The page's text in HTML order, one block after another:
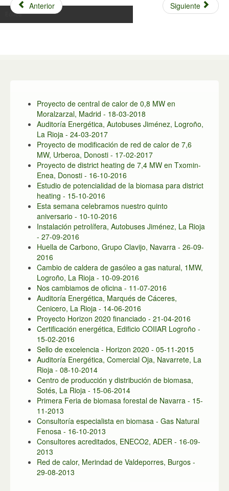
Eólica
Anterior Siguiente
Proyecto de central de calor de 0,8 MW en
Moralzarzal, Madrid - 18-03-2018
Auditoría Energética, Autobuses Jiménez, Logroño,
La Rioja - 24-03-2017
Proyecto de modificación de red de calor de 7,6
MW, Urberoa, Donosti - 17-02-2017
Proyecto de district heating de 7,4 MW en Txomin-
Enea, Donosti - 16-10-2016
Estudio de potencialidad de la biomasa para district
heating - 15-10-2016
Esta semana celebramos nuestro quinto
aniversario - 10-10-2016
Instalación petrolífera, Autobuses Jiménez, La Rioja
- 27-09-2016
Huella de Carbono, Grupo Clavijo, Navarra - 26-09-
2016
Cambio de caldera de gasóleo a gas natural, 1MW,
Logroño, La Rioja - 10-09-2016
Nos cambiamos de oficina - 11-07-2016
Auditoría Energética, Marqués de Cáceres,
Cenicero, La Rioja - 14-06-2016
Proyecto Horizon 2020 financiado - 21-04-2016
Certificación energética, Edificio COIIAR Logroño -
15-02-2016
Sello de excelencia - Horizon 2020 - 05-11-2015
Auditoría Energética, Comercial Oja, Navarrete, La
Rioja - 08-10-2014
Centro de producción y distribución de biomasa,
Sotés, La Rioja - 15-06-2014
Primera Feria de biomasa forestal de Navarra - 15-
11-2013
Consultoría especialista en biomasa - Gas Natural
Fenosa - 16-10-2013
Consultores acreditados, ENECO2, ADER - 16-09-
2013
Red de calor, Merindad de Valdeporres, Burgos -
29-08-2013